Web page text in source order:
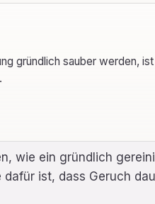
gründlich sauber werden,
wie ein gründlich
dafür ist, dass Geruch